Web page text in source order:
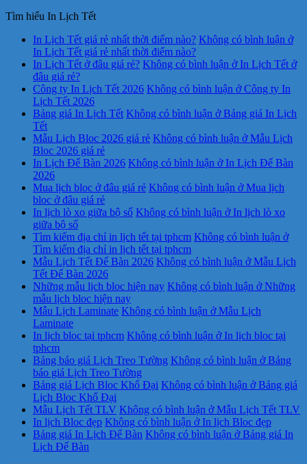
Tìm hiểu In Lịch Tết
In Lịch Tết giá rẻ nhất thời điểm nào? Không có bình luận ở
In Lịch Tết giá rẻ nhất thời điểm nào?
In Lịch Tết ở đâu giá rẻ? Không có bình luận ở In Lịch Tết ở
đâu giá rẻ?
Công ty In Lịch Tết 2026 Không có bình luận ở Công ty In
Lịch Tết 2026
Bảng giá In Lịch Tết Không có bình luận ở Bảng giá In Lịch
Tết
Mẫu Lịch Bloc 2026 giá rẻ Không có bình luận ở Mẫu Lịch
Bloc 2026 giá rẻ
In Lịch Để Bàn 2026 Không có bình luận ở In Lịch Để Bàn
2026
Mua lịch bloc ở đâu giá rẻ Không có bình luận ở Mua lịch
bloc ở đâu giá rẻ
In lịch lò xo giữa bộ số Không có bình luận ở In lịch lò xo
giữa bộ số
Tìm kiếm địa chỉ in lịch tết tại tphcm Không có bình luận ở
Tìm kiếm địa chỉ in lịch tết tại tphcm
Mẫu Lịch Tết Để Bàn 2026 Không có bình luận ở Mẫu Lịch
Tết Để Bàn 2026
Những mẫu lịch bloc hiện nay Không có bình luận ở Những
mẫu lịch bloc hiện nay
Mẫu Lịch Laminate Không có bình luận ở Mẫu Lịch
Laminate
In lịch bloc tại tphcm Không có bình luận ở In lịch bloc tại
tphcm
Bảng báo giá Lịch Treo Tường Không có bình luận ở Bảng
báo giá Lịch Treo Tường
Bảng giá Lịch Bloc Khổ Đại Không có bình luận ở Bảng giá
Lịch Bloc Khổ Đại
Mẫu Lịch Tết TLV Không có bình luận ở Mẫu Lịch Tết TLV
In lịch Bloc đẹp Không có bình luận ở In lịch Bloc đẹp
Bảng giá In Lịch Để Bàn Không có bình luận ở Bảng giá In
Lịch Để Bàn